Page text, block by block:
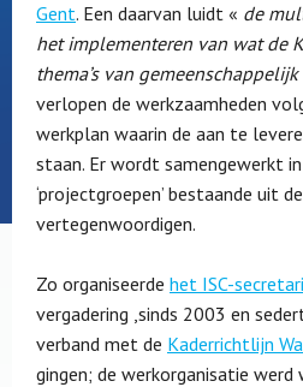
Gent. Een daarvan luidt « de
het implementeren van wat de
thema’s van
verlopen de werkzaamheden
werkplan waarin de aan te
staan. Er wordt samengewerkt in
‘projectgroepen’ bestaande uit
vertegenwoordigen.
Zo organiseerde het ISC-
vergadering ,sinds 2003 en
verband met de Kaderrichtlijn
gingen; de werkorganisatie werd